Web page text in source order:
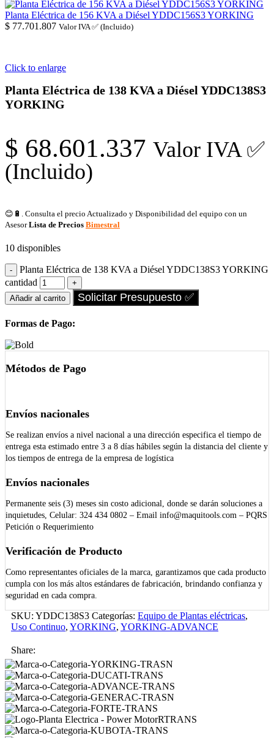
Planta Eléctrica de 156 KVA a Diésel YDDC156S3 YORKING
$ 77.701.807 Valor IVA ✅ (Incluido)
Click to enlarge
Planta Eléctrica de 138 KVA a Diésel YDDC138S3
YORKING
$ 68.601.337 Valor IVA ✅
(Incluido)
😊🔋. Consulta el precio Actualizado y Disponibilidad del equipo con un
AsesorLista de Precios Bimestral
10 disponibles
Planta Eléctrica de 138 KVA a Diésel YDDC138S3 YORKING
cantidad
Añadir al carrito Solicitar Presupuesto ✅
Formas de Pago:
Métodos de Pago
Envíos nacionales
Se realizan envíos a nivel nacional a una dirección especifica el tiempo de
entrega esta estimado entre 3 a 8 días hábiles según la distancia del cliente y
los tiempos de entrega de la empresa de logística
Envíos nacionales
Permanente seis (3) meses sin costo adicional, donde se darán soluciones a
inquietudes, Celular: 324 434 0802 – Email info@maquitools.com – PQRS
Petición o Requerimiento
Verificación de Producto
Como representantes oficiales de la marca, garantizamos que cada producto
cumpla con los más altos estándares de fabricación, brindando confianza y
seguridad en cada compra.
SKU: YDDC138S3 Categorías: Equipo de Plantas eléctricas,
Uso Continuo, YORKING, YORKING-ADVANCE
Share: